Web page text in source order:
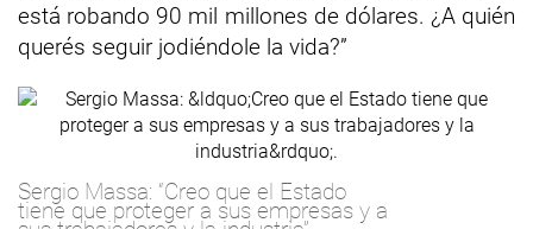
está robando 90 mil millones de dólares. ¿A quién
querés seguir jodiéndole la vida?”
Sergio Massa: “Creo que el Estado
tiene que proteger a sus empresas y a